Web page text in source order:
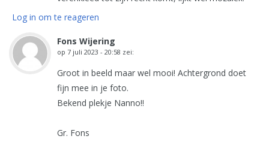
Log in om te reageren
Fons Wijering
op 7 juli 2023 - 20:58 zei:
Groot in beeld maar wel mooi! Achtergrond doet
fijn mee in je foto.
Bekend plekje Nanno!!
Gr. Fons